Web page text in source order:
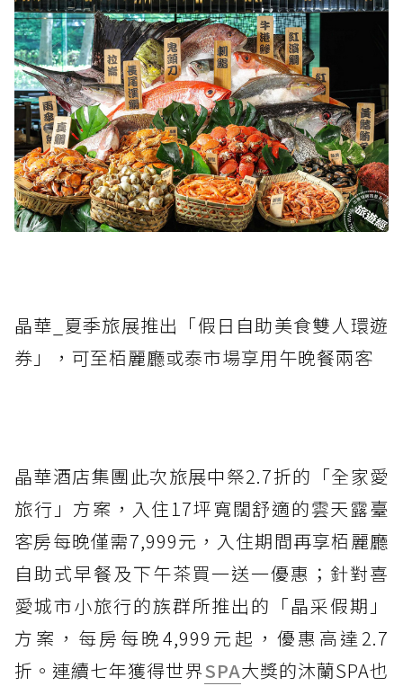
晶華_夏季旅展推出「假日自助美食雙人環遊
券」，可至栢麗廳或泰市場享用午晚餐兩客
晶華酒店集團此次旅展中祭2.7折的「全家愛
旅行」方案，入住17坪寬闊舒適的雲天露臺
客房每晚僅需7,999元，入住期間再享栢麗廳
自助式早餐及下午茶買一送一優惠；針對喜
愛城市小旅行的族群所推出的「晶采假期」
方案，每房每晚4,999元起，優惠高達2.7
折。連續七年獲得世界SPA大獎的沐蘭SPA也